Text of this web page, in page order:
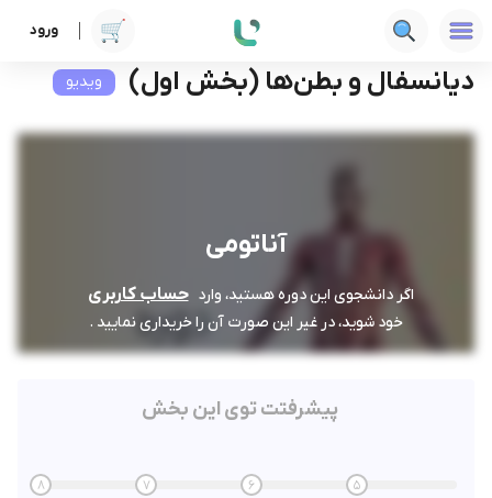
ورود دوره ها علوم پزشکی دیانسفال و بطن‌ها (بخش اول)
دیانسفال و بطن‌ها (بخش اول) ویدیو
آناتومی
اگر دانشجوی این دوره هستید، وارد حساب کاربری
خود شوید، در غیر این صورت آن را خریداری نمایید .
پیشرفتت توی این بخش
5
6
7
8